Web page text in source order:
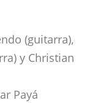
(guitarra),
y Christian
Payá